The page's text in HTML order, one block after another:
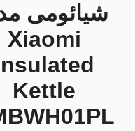
شیائومی
Xiaomi
Kettle